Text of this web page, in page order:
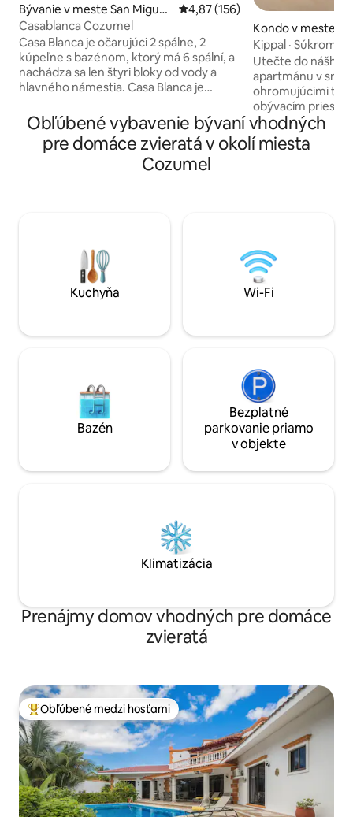
Bývanie v meste San Miguel
de Cozumel
Priemerné ohodnotenie 4,87 z
4,87 (156)
Casablanca Cozumel
Casa Blanca je očarujúci 2 spálne, 2
kúpeľne s bazénom, ktorý má 6 spální, a
nachádza sa len štyri bloky od vody a
hlavného námestia. Casa Blanca je
pre svojich hostí so zamknutou prednou
bránou a vysokými stenami súkromia,
ktoré obklopujú bočné strany a zadnú
Kondo v meste
e Cozumel
Kippal ·
pri bazéne
Utečte do nášho
apartmánu v
ohromujúcimi
obývacím
vybavením je
miestom na
ostrova.
bielizňou pre
Obľúbené vybavenie bývaní vhodných
pre domáce zvieratá v okolí miesta
Cozumel
Kuchyňa Wi-Fi
Bazén
Bezplatné
parkovanie priamo
v objekte
Klimatizácia
Prenájmy domov vhodných pre domáce
zvieratá
Najobľúbenejšie medzi hosťami
Obľúbené medzi hosťami